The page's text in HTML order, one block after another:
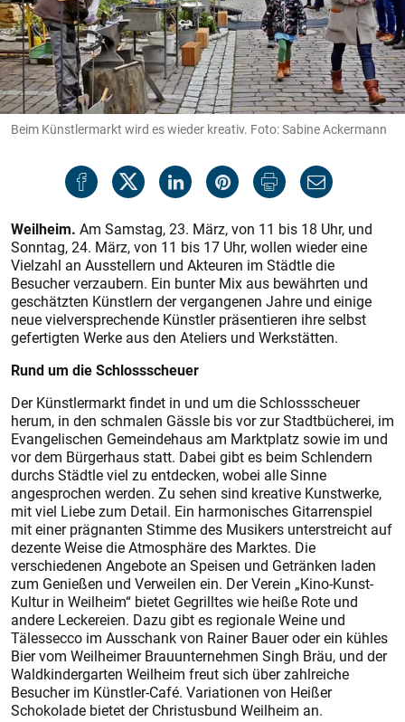
Beim Künstlermarkt wird es wieder kreativ. Foto: Sabine Ackermann
Weilheim. Am Samstag, 23. März, von 11 bis 18 Uhr, und
Sonntag, 24. März, von 11 bis 17 Uhr, wollen wieder eine
Vielzahl an Ausstellern und Akteuren im Städtle die
Besucher verzaubern. Ein bunter Mix aus bewährten und
geschätzten Künstlern der vergangenen Jahre und einige
neue vielversprechende Künstler präsentieren ihre selbst
gefertigten Werke aus den Ateliers und Werkstätten.
Rund um die Schlossscheuer
Der Künstlermarkt findet in und um die Schlossscheuer
herum, in den schmalen Gässle bis vor zur Stadtbücherei, im
Evangelischen Gemeindehaus am Marktplatz sowie im und
vor dem Bürgerhaus statt. Dabei gibt es beim Schlendern
durchs Städtle viel zu entdecken, wobei alle Sinne
angesprochen werden. Zu sehen sind kreative Kunstwerke,
mit viel Liebe zum Detail. Ein harmonisches Gitarrenspiel
mit einer prägnanten Stimme des Musikers unterstreicht auf
dezente Weise die Atmosphäre des Marktes. Die
verschiedenen Angebote an Speisen und Getränken laden
zum Genießen und Verweilen ein. Der Verein „Kino-Kunst-
Kultur in Weilheim“ bietet Gegrilltes wie heiße Rote und
andere Leckereien. Dazu gibt es regionale Weine und
Tälessecco im Ausschank von Rainer Bauer oder ein kühles
Bier vom Weilheimer Brauunternehmen Singh Bräu, und der
Waldkindergarten Weilheim freut sich über zahlreiche
Besucher im Künstler-Café. Variationen von Heißer
Schokolade bietet der Christusbund Weilheim an.